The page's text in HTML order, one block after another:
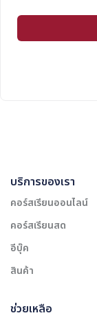
บริการของเรา
คอร์สเรียนออนไลน์
คอร์สเรียนสด
อีบุ๊ค
สินค้า
ช่วยเหลือ